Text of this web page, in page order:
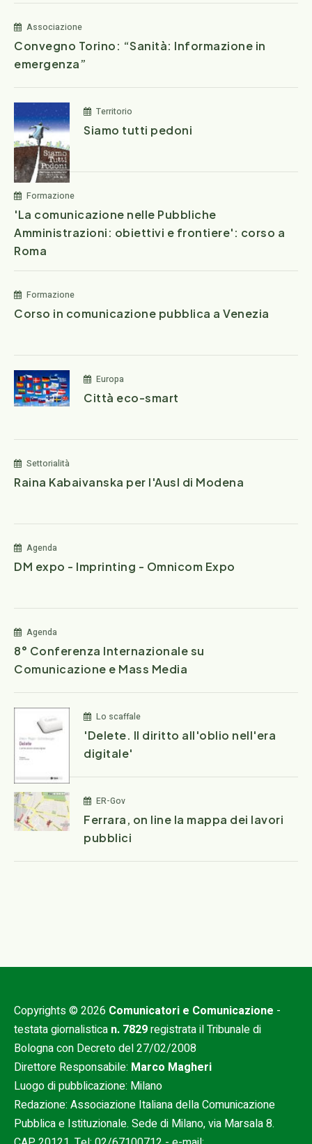
Associazione
Convegno Torino: “Sanità: Informazione in
emergenza”
Territorio
Siamo tutti pedoni
Formazione
'La comunicazione nelle Pubbliche
Amministrazioni: obiettivi e frontiere': corso a
Roma
Formazione
Corso in comunicazione pubblica a Venezia
Europa
Città eco-smart
Settorialità
Raina Kabaivanska per l'Ausl di Modena
Agenda
DM expo - Imprinting - Omnicom Expo
Agenda
8° Conferenza Internazionale su
Comunicazione e Mass Media
Lo scaffale
'Delete. Il diritto all'oblio nell'era
digitale'
ER-Gov
Ferrara, on line la mappa dei lavori
pubblici
Copyrights © 2026 Comunicatori e Comunicazione -
testata giornalistica n. 7829registrata il Tribunale di
Bologna con Decreto del 27/02/2008
Direttore Responsabile: Marco Magheri
Luogo di pubblicazione: Milano
Redazione: Associazione Italiana della Comunicazione
Pubblica e Istituzionale. Sede di Milano, via Marsala 8.